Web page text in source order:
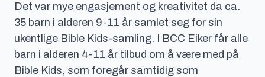
Det var mye engasjement og kreativitet da ca.
35 barn i alderen 9-11 år samlet seg for sin
ukentlige Bible Kids-samling. I BCC Eiker får alle
barn i alderen 4-11 år tilbud om å være med på
Bible Kids, som foregår samtidig som